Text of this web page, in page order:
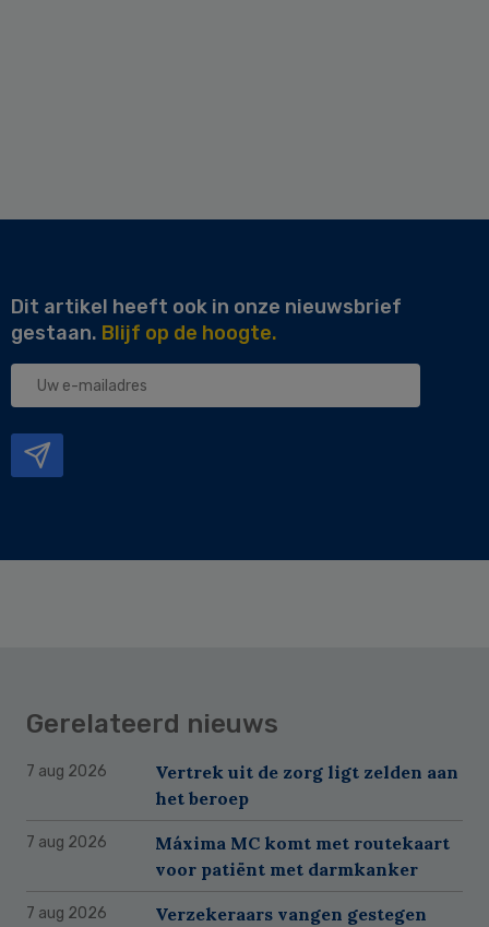
Dit artikel heeft ook in onze nieuwsbrief
gestaan. Blijf op de hoogte.
Uw
Gerelateerd nieuws
7 aug 2026
Vertrek uit de zorg ligt zelden aan
het beroep
7 aug 2026
Máxima MC komt met routekaart
voor patiënt met darmkanker
7 aug 2026
Verzekeraars vangen gestegen